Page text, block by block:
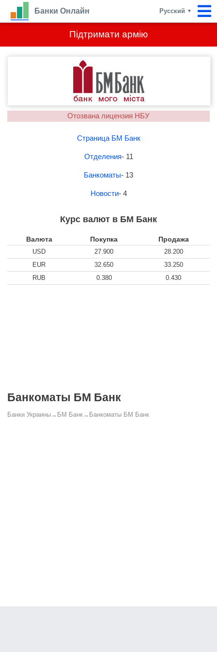
Підтримати армію
Банки Онлайн Русский ▼
Отозвана лицензия НБУ
Страница БМ Банк
Отделения- 11
Банкоматы- 13
Новости- 4
Курс валют в БМ Банк
Валюта Покупка Продажа
USD 27.900
28.200
EUR
32.650
33.250
RUB
0.380 0.430
Банкоматы БМ Банк
Банки Украины→ БМ Банк→ Банкоматы БМ Банк